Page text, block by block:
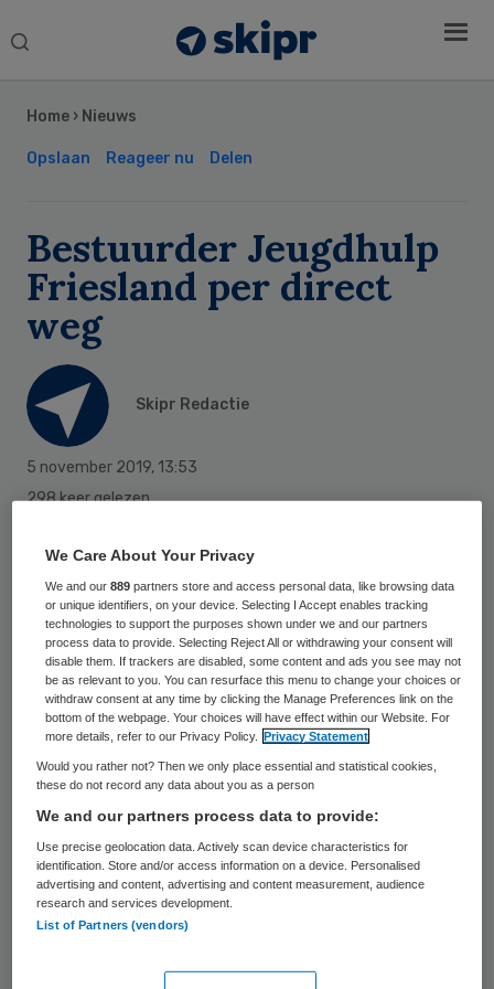
Search
Home › Nieuws
Opslaan Reageer nu Delen
Bestuurder Jeugdhulp
Friesland per direct
weg
Skipr Redactie
5 november 2019, 13:53
298 keer gelezen
Jeroen van Oijen is opgestapt als
bestuurder van Jeugdhulp Friesland. Hij
neemt verantwoordelijkheid voor het
mislopen van de aanbesteding van hoog-
specialistische jeugdghulp in de Friese
gemeenten, zo is te lezen in een persbericht
van de organisatie.
“De terugkeer van Van Oijen, na een periode
van afwezigheid, vond plaats in een
complexe periode met de aanbesteding
hoog-specialistische jeugdhulp”, zo laat de
gemeenten en zeven zorgaanbieders
Sidebar
We Care About Your Privacy
We and our889 partners store and access personal data, like browsing data
or unique identifiers, on your device. Selecting I Accept enables tracking
technologies to support the purposes shown under we and our partners
process data to provide. Selecting Reject All or withdrawing your consent will
disable them. If trackers are disabled, some content and ads you see may not
be as relevant to you. You can resurface this menu to change your choices or
withdraw consent at any time by clicking the Manage Preferences link on the
bottom of the webpage. Your choices will have effect within our Website. For
more details, refer to our Privacy Policy.
Privacy Statement
Would you rather not? Then we only place essential and statistical cookies,
these do not record any data about you as a person
We and our partners process data to provide:
Use precise geolocation data. Actively scan device characteristics for
identification. Store and/or access information on a device. Personalised
advertising and content, advertising and content measurement, audience
research and services development.
List of Partners (vendors)